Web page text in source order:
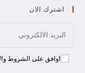
اشترك الان
اوافق على الشروط